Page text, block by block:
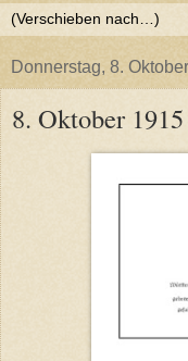
Donnerstag, 8.
8. Oktober 1915